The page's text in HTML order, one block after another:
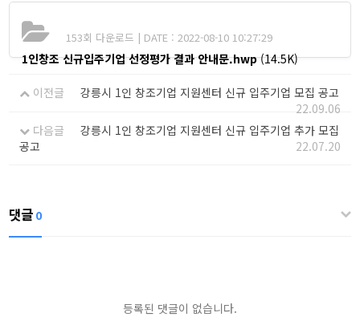
1인창조 신규입주기업 선정평가 결과 안내문.hwp(14.5K)
153회 다운로드 | DATE : 2022-08-10 10:27:29
이전글
강릉시 1인 창조기업 지원센터 신규 입주기업 모집 공고
22.09.06
다음글
강릉시 1인 창조기업 지원센터 신규 입주기업 추가 모집
공고
22.07.20
댓글 0
등록된 댓글이 없습니다.